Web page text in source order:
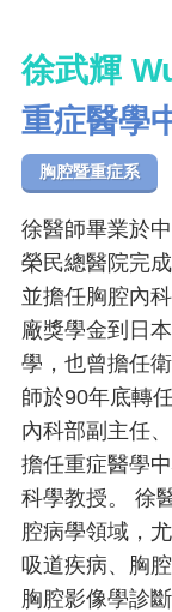
徐武輝
重症醫學
胸腔暨重症系
徐醫師畢業於
榮民總醫院完
並擔任胸腔內
廠獎學金到日
學，也曾擔任
師於90年底轉
內科部副主任
擔任重症醫學
科學教授。 徐
腔病學領域，
吸道疾病、胸
胸腔影像學診